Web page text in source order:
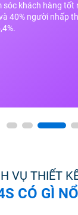
khách hàng tốt
40% người nhấp
VỤ THIẾT
CÓ GÌ